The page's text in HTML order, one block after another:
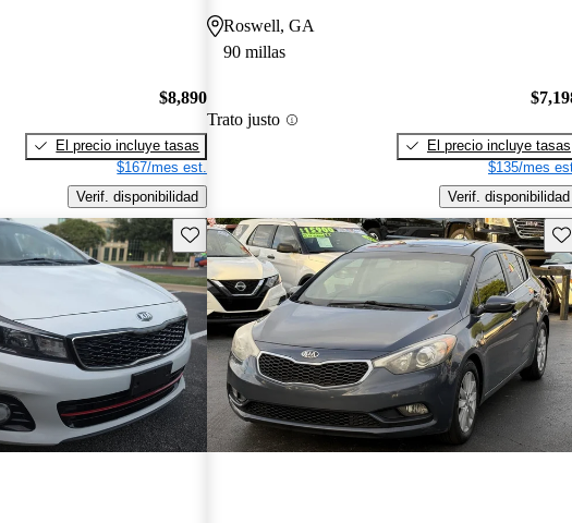
$8,890
El precio incluye tasas
$167/mes est.
Verif. disponibilidad
Roswell, GA
90 millas
Trato justo
El precio incluye tasas
$135/mes
Verif. disponibilidad
Guarda este Aviso